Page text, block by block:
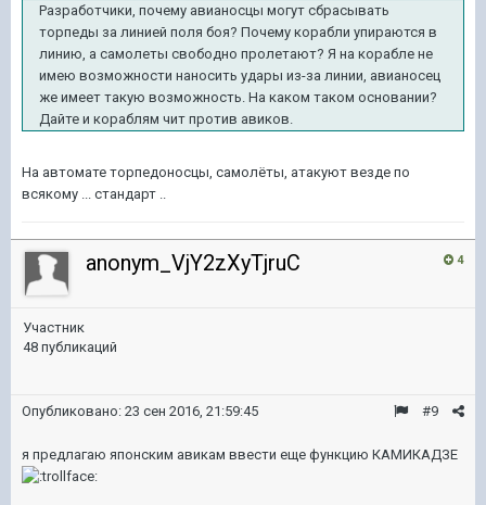
Разработчики, почему авианосцы могут сбрасывать
торпеды за линией поля боя? Почему корабли упираются в
линию, а самолеты свободно пролетают? Я на корабле не
имею возможности наносить удары из-за линии, авианосец
же имеет такую возможность. На каком таком основании?
Дайте и кораблям чит против авиков.
На автомате торпедоносцы, самолёты, атакуют везде по
всякому ... стандарт ..
4
anonym_VjY2zXyTjruC
Участник
48 публикаций
#9
Опубликовано: 23 сен 2016, 21:59:45
я предлагаю японским авикам ввести еще функцию КАМИКАДЗЕ